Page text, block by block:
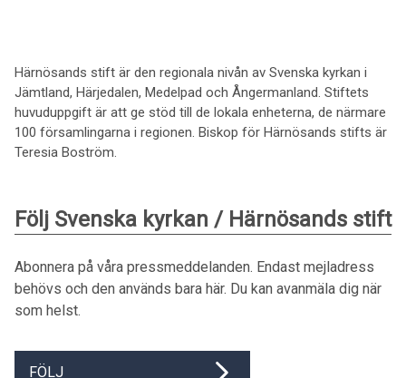
Härnösands stift är den regionala nivån av Svenska kyrkan i
Jämtland, Härjedalen, Medelpad och Ångermanland. Stiftets
huvuduppgift är att ge stöd till de lokala enheterna, de närmare
100 församlingarna i regionen. Biskop för Härnösands stifts är
Teresia Boström.
Följ Svenska kyrkan / Härnösands stift
Abonnera på våra pressmeddelanden. Endast mejladress
behövs och den används bara här. Du kan avanmäla dig när
som helst.
FÖLJ